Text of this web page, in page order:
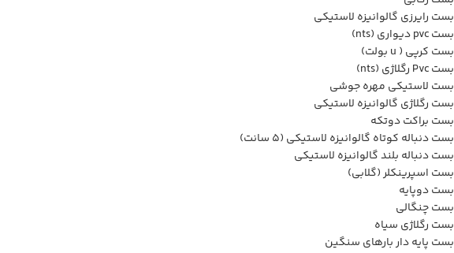
بست رایرزی گالوانیزه لاستیکی
بست pvc دیواری (nts)
بست کرپی ( u بولت)
بست Pvc رگلاژی (nts)
بست لاستیکی مهره جوشی
بست رگلاژی گالوانیزه لاستیکی
بست براکت دوتکه
بست دنباله کوتاه گالوانیزه لاستیکی (5 سانت)
بست دنباله بلند گالوانیزه لاستیکی
بست اسپرینکلر (گلابی)
بست دوپایه
بست چنگالی
بست رگلاژی سیاه
بست پایه دار بارهای سنگین